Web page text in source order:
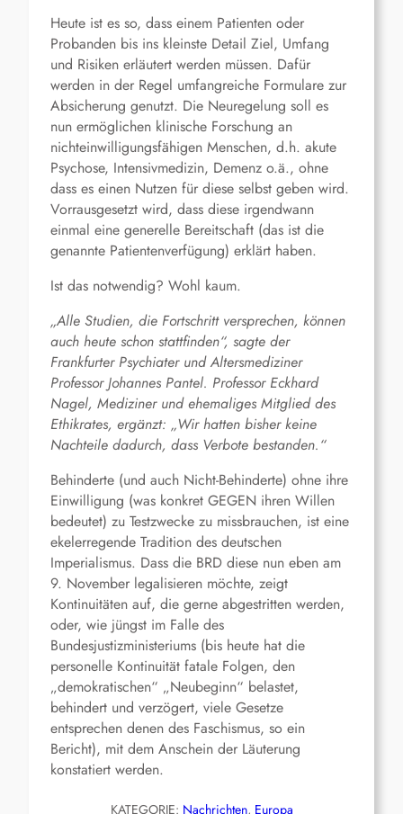
Heute ist es so, dass einem Patienten oder
Probanden bis ins kleinste Detail Ziel, Umfang
und Risiken erläutert werden müssen. Dafür
werden in der Regel umfangreiche Formulare zur
Absicherung genutzt. Die Neuregelung soll es
nun ermöglichen klinische Forschung an
nichteinwilligungsfähigen Menschen, d.h. akute
Psychose, Intensivmedizin, Demenz o.ä., ohne
dass es einen Nutzen für diese selbst geben wird.
Vorrausgesetzt wird, dass diese irgendwann
einmal eine generelle Bereitschaft (das ist die
genannte Patientenverfügung) erklärt haben.
Ist das notwendig? Wohl kaum.
„Alle Studien, die Fortschritt versprechen, können
auch heute schon stattfinden“, sagte der
Frankfurter Psychiater und Altersmediziner
Professor Johannes Pantel. Professor Eckhard
Nagel, Mediziner und ehemaliges Mitglied des
Ethikrates, ergänzt: „Wir hatten bisher keine
Nachteile dadurch, dass Verbote bestanden.“
Behinderte (und auch Nicht-Behinderte) ohne ihre
Einwilligung (was konkret GEGEN ihren Willen
bedeutet) zu Testzwecke zu missbrauchen, ist eine
ekelerregende Tradition des deutschen
Imperialismus. Dass die BRD diese nun eben am
9. November legalisieren möchte, zeigt
Kontinuitäten auf, die gerne abgestritten werden,
oder, wie jüngst im Falle des
Bundesjustizministeriums (bis heute hat die
personelle Kontinuität fatale Folgen, den
„demokratischen“ „Neubeginn“ belastet,
behindert und verzögert, viele Gesetze
entsprechen denen des Faschismus, so ein
Bericht), mit dem Anschein der Läuterung
konstatiert werden.
KATEGORIE: Nachrichten, Europa